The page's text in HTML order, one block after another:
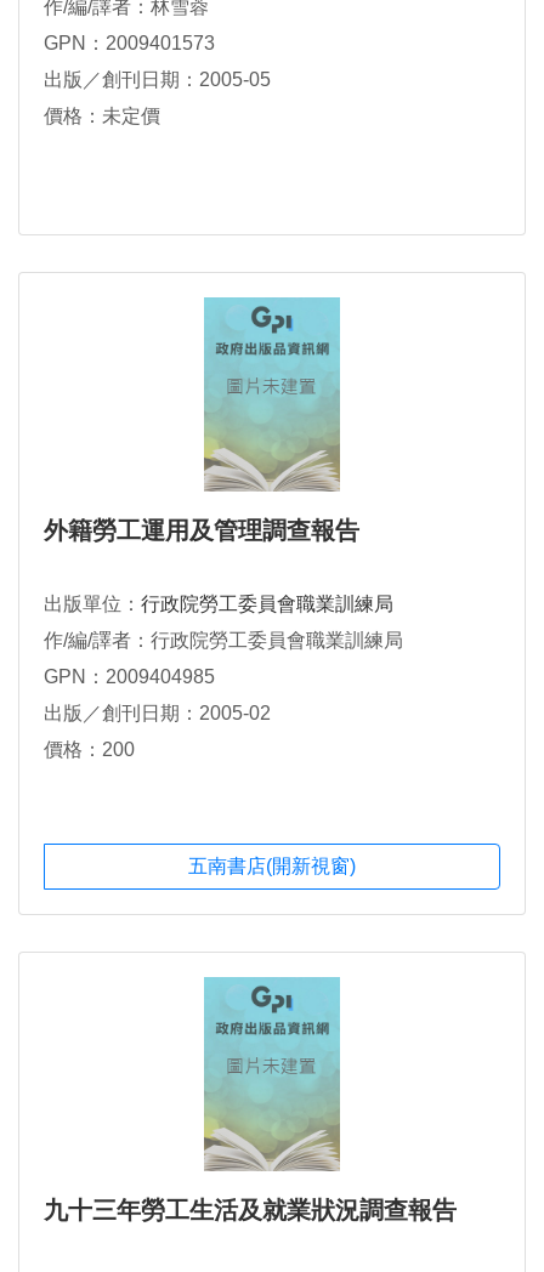
作/編/譯者：林雪蓉
GPN：2009401573
出版／創刊日期：2005-05
價格：未定價
外籍勞工運用及管理調查報告
出版單位： 行政院勞工委員會職業訓練局
作/編/譯者：行政院勞工委員會職業訓練局
GPN：2009404985
出版／創刊日期：2005-02
價格：200
五南書店(開新視窗)
九十三年勞工生活及就業狀況調查報告